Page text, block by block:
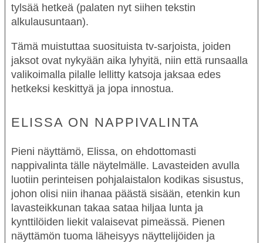
tylsää hetkeä (palaten nyt siihen tekstin
alkulausuntaan).
Tämä muistuttaa suosituista tv-sarjoista, joiden
jaksot ovat nykyään aika lyhyitä, niin että runsaalla
valikoimalla pilalle lellitty katsoja jaksaa edes
hetkeksi keskittyä ja jopa innostua.
ELISSA ON NAPPIVALINTA
Pieni näyttämö, Elissa, on ehdottomasti
nappivalinta tälle näytelmälle. Lavasteiden avulla
luotiin perinteisen pohjalaistalon kodikas sisustus,
johon olisi niin ihanaa päästä sisään, etenkin kun
lavasteikkunan takaa sataa hiljaa lunta ja
kynttilöiden liekit valaisevat pimeässä. Pienen
näyttämön tuoma läheisyys näyttelijöiden ja